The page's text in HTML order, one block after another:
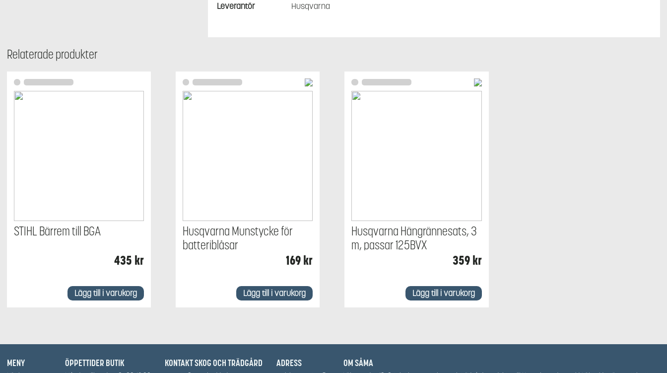
Leverantör Husqvarna
Relaterade produkter
STIHL Bärrem till BGA
435 kr
Lägg till i varukorg
Husqvarna Munstycke för
batteriblåsar
169kr
Lägg till i varukorg
Husqvarna Hängrännesats, 3
m, passar 125BVX
359kr
Lägg till i varukorg
MENY ÖPPETTIDER BUTIK ADRESS
KONTAKT SKOG OCH TRÄDGÅRD OM SÅMA